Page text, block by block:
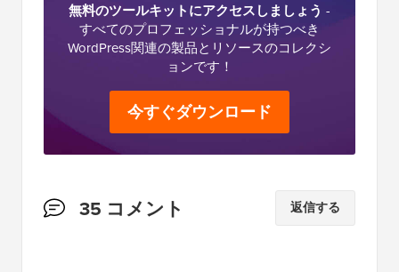
無料のツールキットにアクセスしましょう -
すべてのプロフェッショナルが持つべき
WordPress関連の製品とリソースのコレクシ
ョンです！
今すぐダウンロード
読
35 コメント 返信する